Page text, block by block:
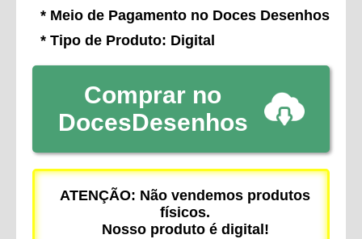
* Meio de Pagamento no Doces Desenhos
* Tipo de Produto: Digital
Comprar no
DocesDesenhos
ATENÇÃO: Não vendemos produtos
físicos.
Nosso produto é digital!